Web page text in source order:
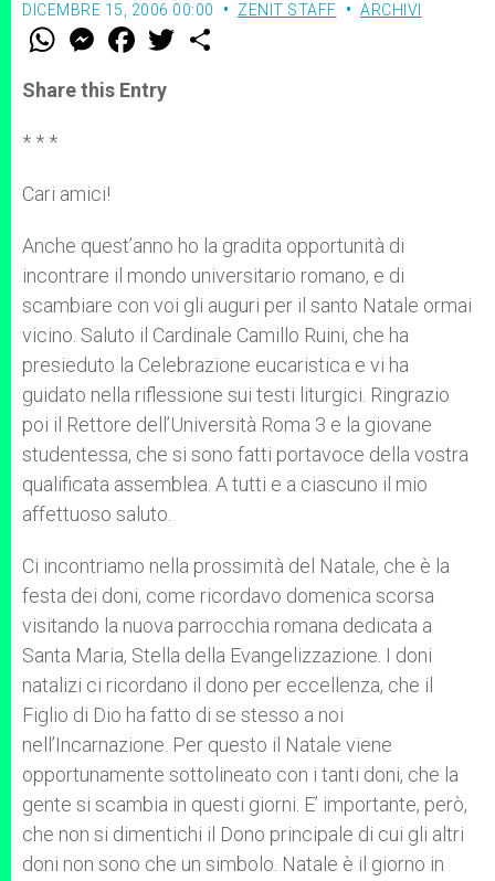
DICEMBRE 15, 2006 00:00 ZENIT STAFF ARCHIVI
W
t
s
M
e
s
e
F
a
e
b
w
Share this Entry
* * *
Cari amici!
Anche quest’anno ho la gradita opportunità di
incontrare il mondo universitario romano, e di
scambiare con voi gli auguri per il santo Natale ormai
vicino. Saluto il Cardinale Camillo Ruini, che ha
presieduto la Celebrazione eucaristica e vi ha
guidato nella riflessione sui testi liturgici. Ringrazio
poi il Rettore dell’Università Roma 3 e la giovane
studentessa, che si sono fatti portavoce della vostra
qualificata assemblea. A tutti e a ciascuno il mio
affettuoso saluto.
Ci incontriamo nella prossimità del Natale, che è la
festa dei doni, come ricordavo domenica scorsa
visitando la nuova parrocchia romana dedicata a
Santa Maria, Stella della Evangelizzazione. I doni
natalizi ci ricordano il dono per eccellenza, che il
Figlio di Dio ha fatto di se stesso a noi
nell’Incarnazione. Per questo il Natale viene
opportunamente sottolineato con i tanti doni, che la
gente si scambia in questi giorni. E’ importante, però,
che non si dimentichi il Dono principale di cui gli altri
doni non sono che un simbolo. Natale è il giorno in